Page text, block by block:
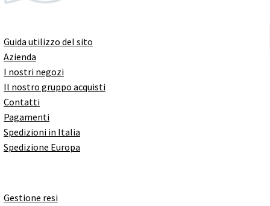
Guida utilizzo del sito
Azienda
I nostri negozi
Il nostro gruppo acquisti
Contatti
Pagamenti
Spedizioni in Italia
Spedizione Europa
Gestione resi